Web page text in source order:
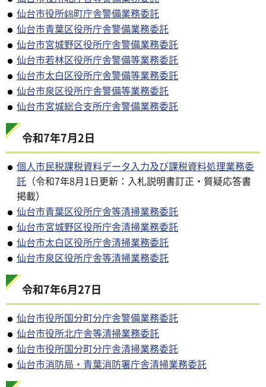
仙台市役所錦町庁舎警備業務委託
仙台市青葉区役所庁舎警備業務委託
仙台市宮城野区役所庁舎警備業務委託
仙台市若林区役所庁舎警備等業務委託
仙台市太白区役所庁舎警備等業務委託
仙台市泉区役所庁舎警備等業務委託
仙台市宮城総合支所庁舎警備業務委託
令和7年7月2日
個人市民税課税資料データ入力及び課税資料処理業務委
託 （令和7年8月1日更新：入札説明書訂正・質疑応答書
掲載）
仙台市青葉区役所庁舎等清掃業務委託
仙台市宮城野区役所庁舎清掃業務委託
仙台市太白区役所庁舎清掃業務委託
仙台市泉区役所庁舎等清掃業務委託
令和7年6月27日
仙台市役所国分町分庁舎警備業務委託
仙台市役所北庁舎等清掃業務委託
仙台市役所国分町分庁舎清掃業務委託
仙台市消防局・青葉消防署庁舎清掃業務委託